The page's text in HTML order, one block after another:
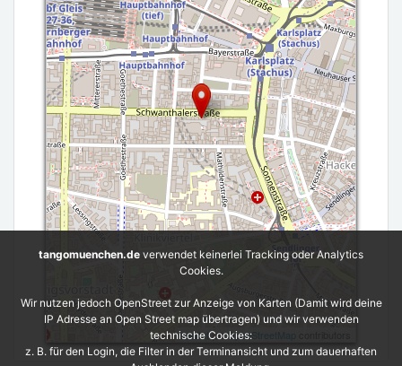
Leaflet| ©OpenStreetMap
tangomuenchen.de verwendet keinerlei Tracking oder Analytics
Cookies.
Wir nutzen jedoch OpenStreet zur Anzeige von Karten (Damit wird deine
IP Adresse an Open Street map übertragen) und wir verwenden
technische Cookies:
z. B. für den Login, die Filter in der Terminansicht und zum dauerhaften